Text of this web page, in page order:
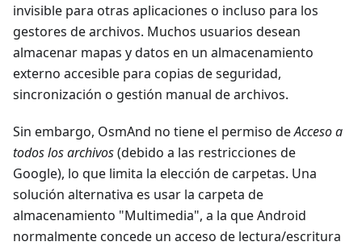
invisible para otras aplicaciones o incluso para los
gestores de archivos. Muchos usuarios desean
almacenar mapas y datos en un almacenamiento
externo accesible para copias de seguridad,
sincronización o gestión manual de archivos.
Sin embargo, OsmAnd no tiene el permiso deAcceso a
todos los archivos(debido a las restricciones de
Google), lo que limita la elección de carpetas. Una
solución alternativa es usar la carpeta de
almacenamiento "Multimedia", a la que Android
normalmente concede un acceso de lectura/escritura